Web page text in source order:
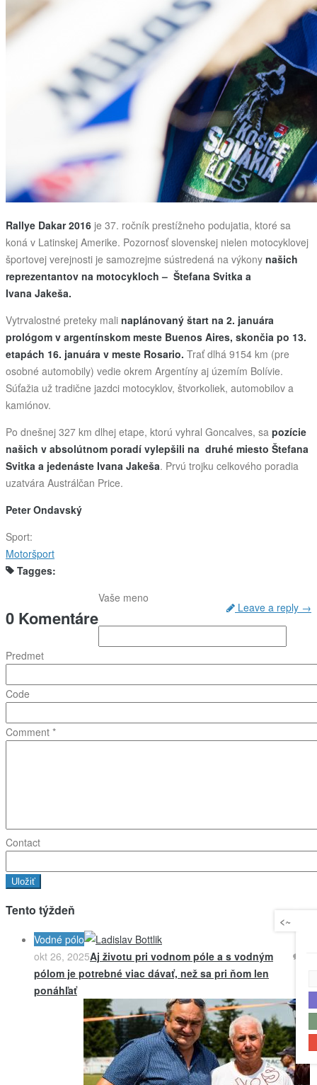
Rallye Dakar 2016 je 37. ročník prestížneho podujatia, ktoré sa
koná v Latinskej Amerike. Pozornosť slovenskej nielen motocyklovej
športovej verejnosti je samozrejme sústredená na výkony našich
reprezentantov na motocykloch – Štefana Svitka a
Ivana Jakeša.
Vytrvalostné preteky mali naplánovaný štart na 2. januára
prológom v argentínskom meste Buenos Aires, skončia po 13.
etapách 16. januára v meste Rosario. Trať dlhá 9154 km (pre
osobné automobily) vedie okrem Argentíny aj územím Bolívie.
Súťažia už tradične jazdci motocyklov, štvorkoliek, automobilov a
kamiónov.
Po dnešnej 327 km dlhej etape, ktorú vyhral Goncalves, sa pozície
našich v absolútnom poradí vylepšili na druhé miesto Štefana
Svitka a jedenáste Ivana Jakeša. Prvú trojku celkového poradia
uzatvára Austrálčan Price.
Peter Ondavský
Sport:
Motoršport
Tagges:
0 Komentáre Leave a reply →
Vaše meno
Predmet
Code
Comment *
Contact
Tento týždeň
Vodné pólo
okt 26, 2025Aj životu pri vodnom póle a s vodným
pólom je potrebné viac dávať, než sa pri ňom len
ponáhľať
<~